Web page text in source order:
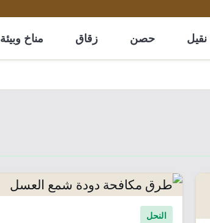
نقيل حصن زقاق مناخ وبيئة
النحل